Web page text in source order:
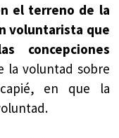
el terreno de la
voluntarista que
concepciones
la voluntad sobre
en que la